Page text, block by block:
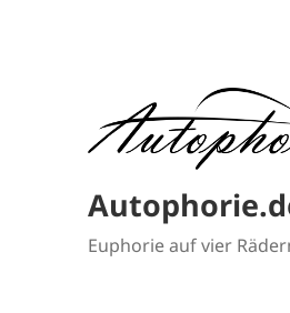
Euphorie auf vier